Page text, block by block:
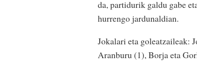
da, partidurik galdu gabe
hurrengo jardunaldian.
Jokalari eta goleatzaileak:
Aranburu (1), Borja eta